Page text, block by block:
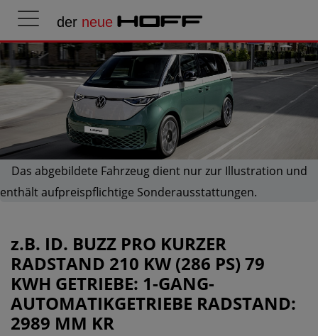
der neue HOFF
Das abgebildete Fahrzeug dient nur zur Illustration und
enthält aufpreispflichtige Sonderausstattungen.
z.B. ID. BUZZ PRO KURZER
RADSTAND 210 KW (286 PS) 79
KWH GETRIEBE: 1-GANG-
AUTOMATIKGETRIEBE RADSTAND:
2989 MM KR